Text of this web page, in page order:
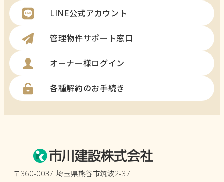
LINE公式アカウント
管理物件サポート窓口
オーナー様ログイン
各種解約のお手続き
〒360-0037 埼玉県熊谷市筑波2-37